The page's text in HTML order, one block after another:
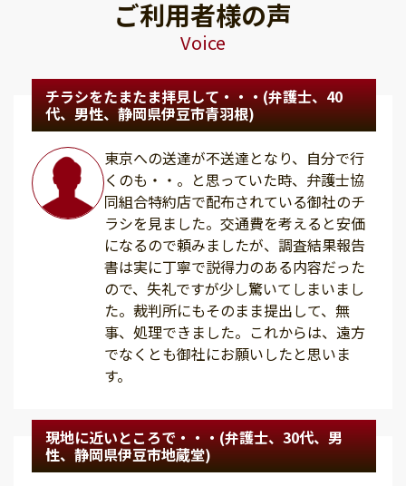
ご利用者様の声
Voice
チラシをたまたま拝見して・・・(弁護士、40
代、男性、静岡県伊豆市青羽根)
東京への送達が不送達となり、自分で行
くのも・・。と思っていた時、弁護士協
同組合特約店で配布されている御社のチ
ラシを見ました。交通費を考えると安価
になるので頼みましたが、調査結果報告
書は実に丁寧で説得力のある内容だった
ので、失礼ですが少し驚いてしまいまし
た。裁判所にもそのまま提出して、無
事、処理できました。これからは、遠方
でなくとも御社にお願いしたと思いま
す。
現地に近いところで・・・(弁護士、30代、男
性、静岡県伊豆市地蔵堂)